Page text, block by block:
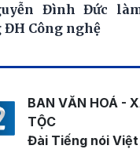
Đình Đức
Công nghệ
BAN VĂN HOÁ -
TỘC
Đài Tiếng nói Việt